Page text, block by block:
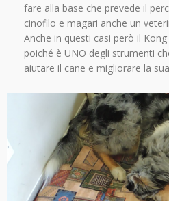
fare alla base che prevede il
cinofilo e magari anche un
Anche in questi casi però il
poiché è UNO degli strumenti
aiutare il cane e migliorare la